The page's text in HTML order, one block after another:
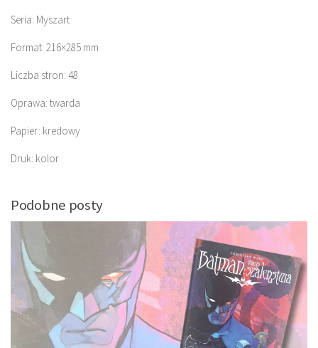
Seria: Myszart
Format: 216×285 mm
Liczba stron: 48
Oprawa: twarda
Papier: kredowy
Druk: kolor
Podobne posty